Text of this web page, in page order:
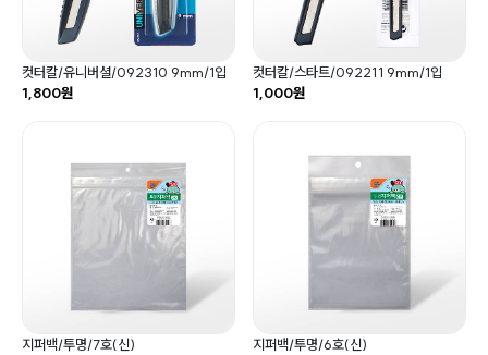
컷터칼/유니버셜/092310 9mm/1입
1,800원
컷터칼/스타트/092211 9mm/1입
1,000원
지퍼백/투명/7호(신)
지퍼백/투명/6호(신)